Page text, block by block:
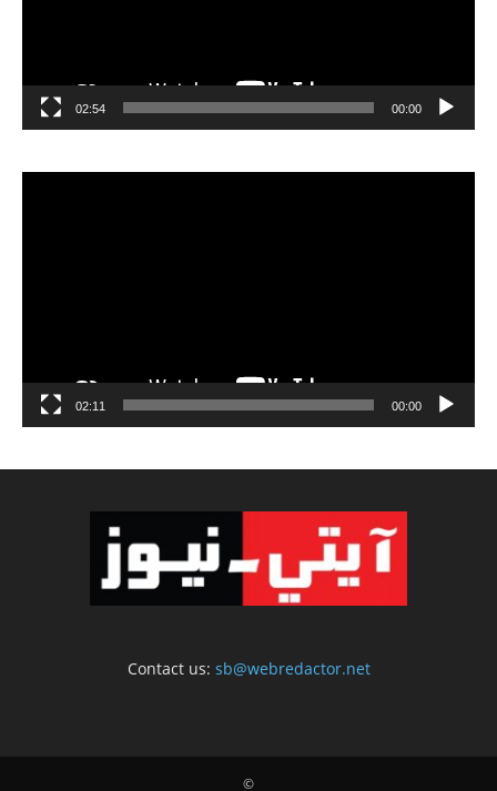
00:00
02:54
00:00
02:11
Contact us: sb@webredactor.net
©